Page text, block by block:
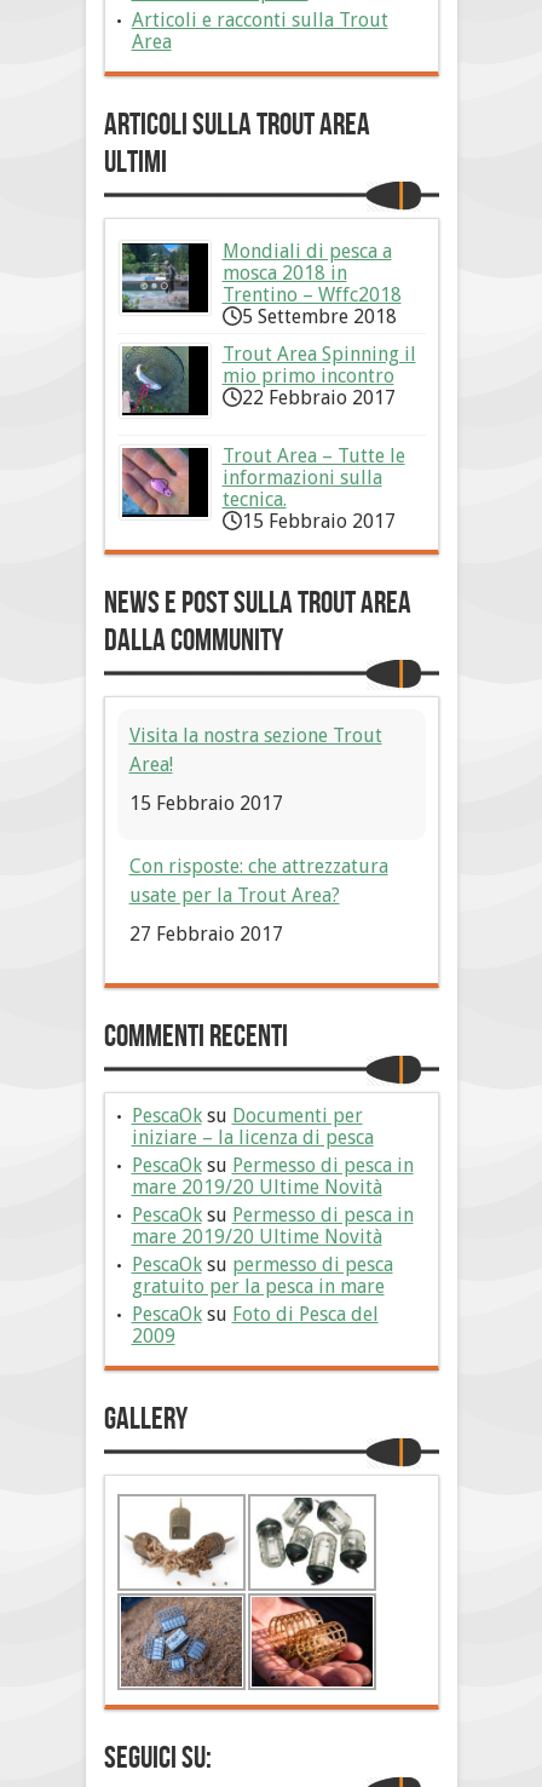
Articoli e racconti sulla Trout
Area
Articoli sulla Trout Area
Ultimi
Mondiali di pesca a
mosca 2018 in
Trentino – Wffc2018
5 Settembre 2018
Trout Area Spinning il
mio primo incontro
22 Febbraio 2017
Trout Area – Tutte le
informazioni sulla
tecnica.
15 Febbraio 2017
News e post sulla Trout Area
dalla community
Visita la nostra sezione Trout
Area!
15 Febbraio 2017
Con risposte: che attrezzatura
usate per la Trout Area?
27 Febbraio 2017
Commenti Recenti
PescaOksu Documenti per
iniziare – la licenza di pesca
PescaOksu Permesso di pesca in
mare 2019/20 Ultime Novità
PescaOksu Permesso di pesca in
mare 2019/20 Ultime Novità
PescaOksu permesso di pesca
gratuito per la pesca in mare
PescaOksu Foto di Pesca del
2009
Gallery
Seguici su: